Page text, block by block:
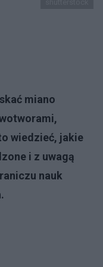
miano
wiedzieć, jakie
i z uwagą
nauk